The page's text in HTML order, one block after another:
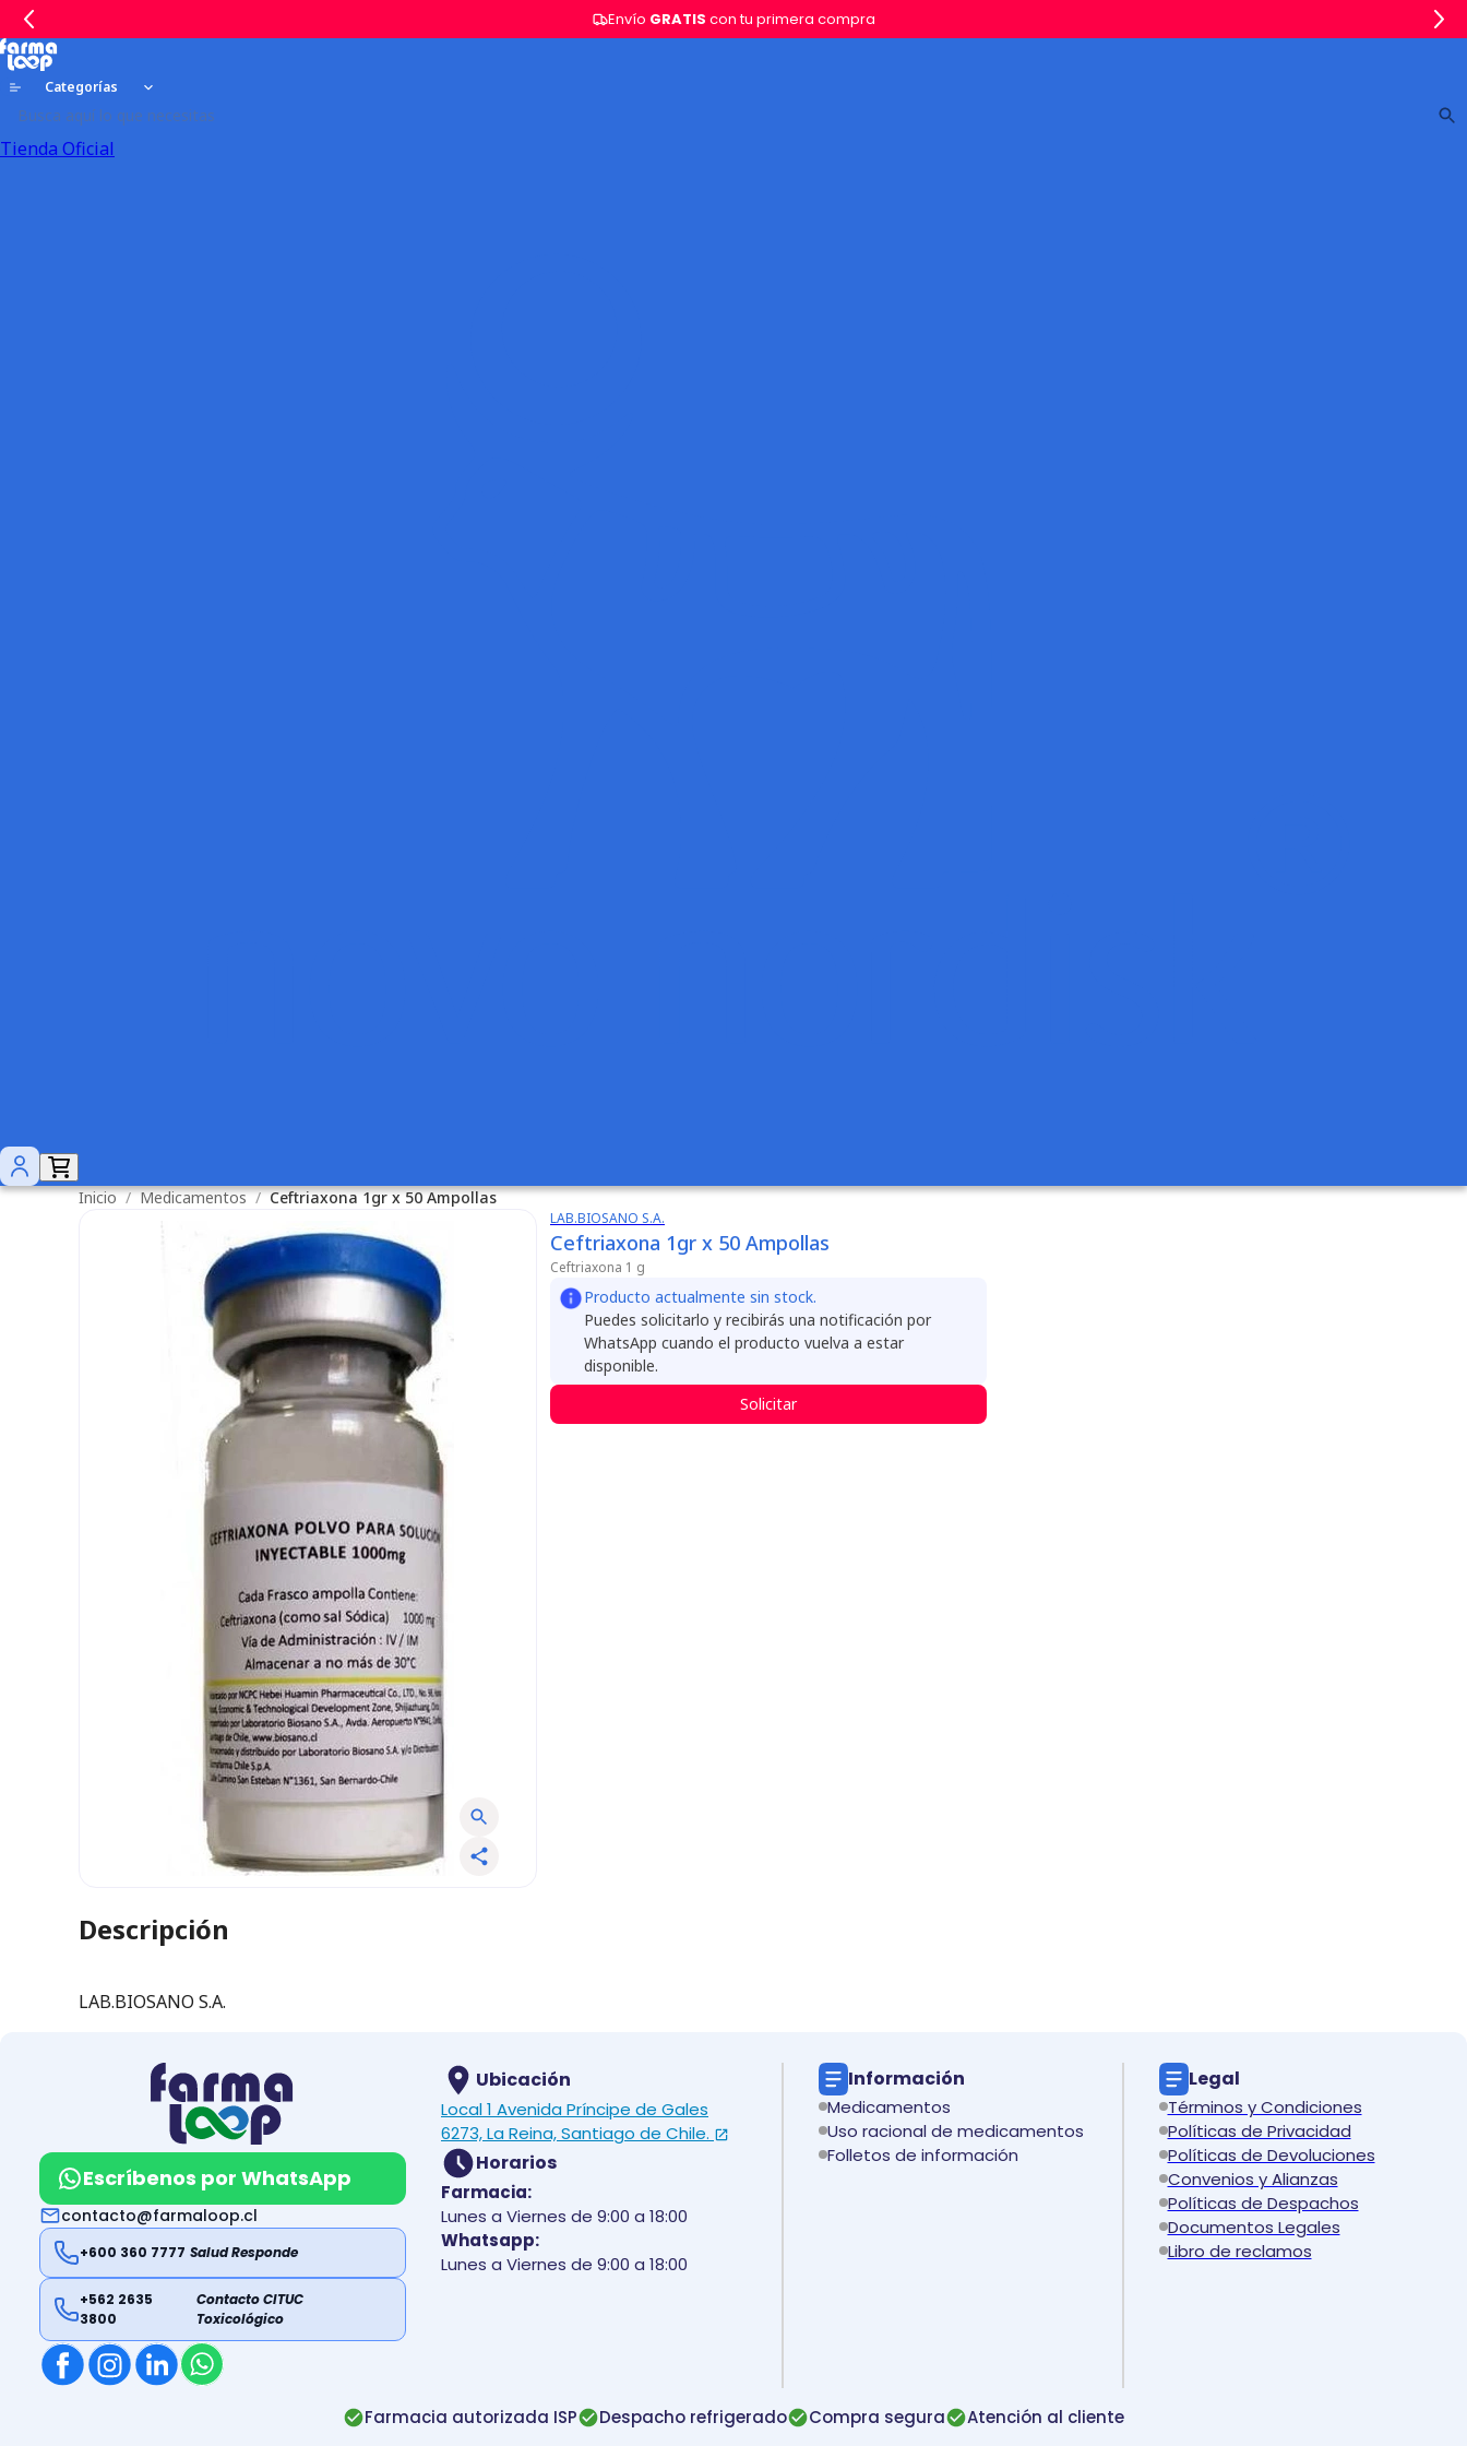
Envío GRATIS con tu primera compra
Categorías
Tienda Oficial
Inicio / Medicamentos / Ceftriaxona 1gr x 50 Ampollas
LAB.BIOSANO S.A.
Ceftriaxona 1gr x 50 Ampollas
Ceftriaxona 1 g
Producto actualmente sin stock.
Puedes solicitarlo y recibirás una notificación por
WhatsApp cuando el producto vuelva a estar
disponible.
Solicitar
Descripción
LAB.BIOSANO S.A.
Escríbenos por WhatsApp
contacto@farmaloop.cl
+600 360 7777 Salud Responde
+562 2635
3800
Contacto CITUC
Toxicológico
Ubicación
Local 1 Avenida Príncipe de Gales
6273, La Reina, Santiago de Chile.
Horarios
Farmacia:
Lunes a Viernes de 9:00 a 18:00
Whatsapp:
Lunes a Viernes de 9:00 a 18:00
Información
Medicamentos
Uso racional de medicamentos
Folletos de información
Legal
Términos y Condiciones
Políticas de Privacidad
Políticas de Devoluciones
Convenios y Alianzas
Políticas de Despachos
Documentos Legales
Libro de reclamos
Farmacia autorizada ISP Despacho refrigerado Compra segura Atención al cliente